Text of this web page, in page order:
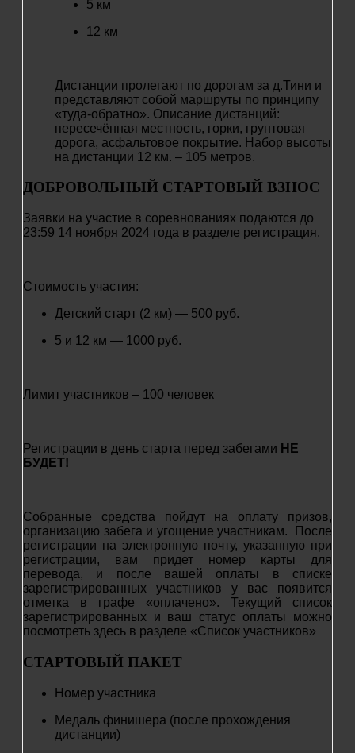
5 км
12 км
Дистанции пролегают по дорогам за д.Тини и
представляют собой маршруты по принципу
«туда-обратно». Описание дистанций:
пересечённая местность, горки, грунтовая
дорога, асфальтовое покрытие. Набор высоты
на дистанции 12 км. – 105 метров.
ДОБРОВОЛЬНЫЙ СТАРТОВЫЙ ВЗНОС
Заявки на участие в соревнованиях подаются до
23:59 14 ноября 2024 года в разделе регистрация.
Стоимость участия:
Детский старт (2 км) — 500 руб.
5 и 12 км — 1000 руб.
Лимит участников – 100 человек
Регистрации в день старта перед забегами НЕ
БУДЕТ!
Собранные средства пойдут на оплату призов,
организацию забега и угощение участникам. После
регистрации на электронную почту, указанную при
регистрации, вам придет номер карты для
перевода, и после вашей оплаты в списке
зарегистрированных участников у вас появится
отметка в графе «оплачено». Текущий список
зарегистрированных и ваш статус оплаты можно
посмотреть здесь в разделе «Список участников»
СТАРТОВЫЙ ПАКЕТ
Номер участника
Медаль финишера (после прохождения
дистанции)